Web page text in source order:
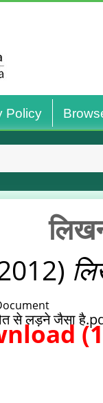
Policy
से लड़ने जैसा